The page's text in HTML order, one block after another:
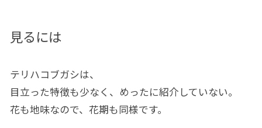
見るには
テリハコブガシは、
目立った特徴も少なく、めったに紹介していない。
花も地味なので、花期も同様です。